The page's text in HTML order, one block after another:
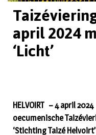
april 2024
‘Licht’
HELVOIRT – 4 april
oecumenische
‘Stichting Taizé